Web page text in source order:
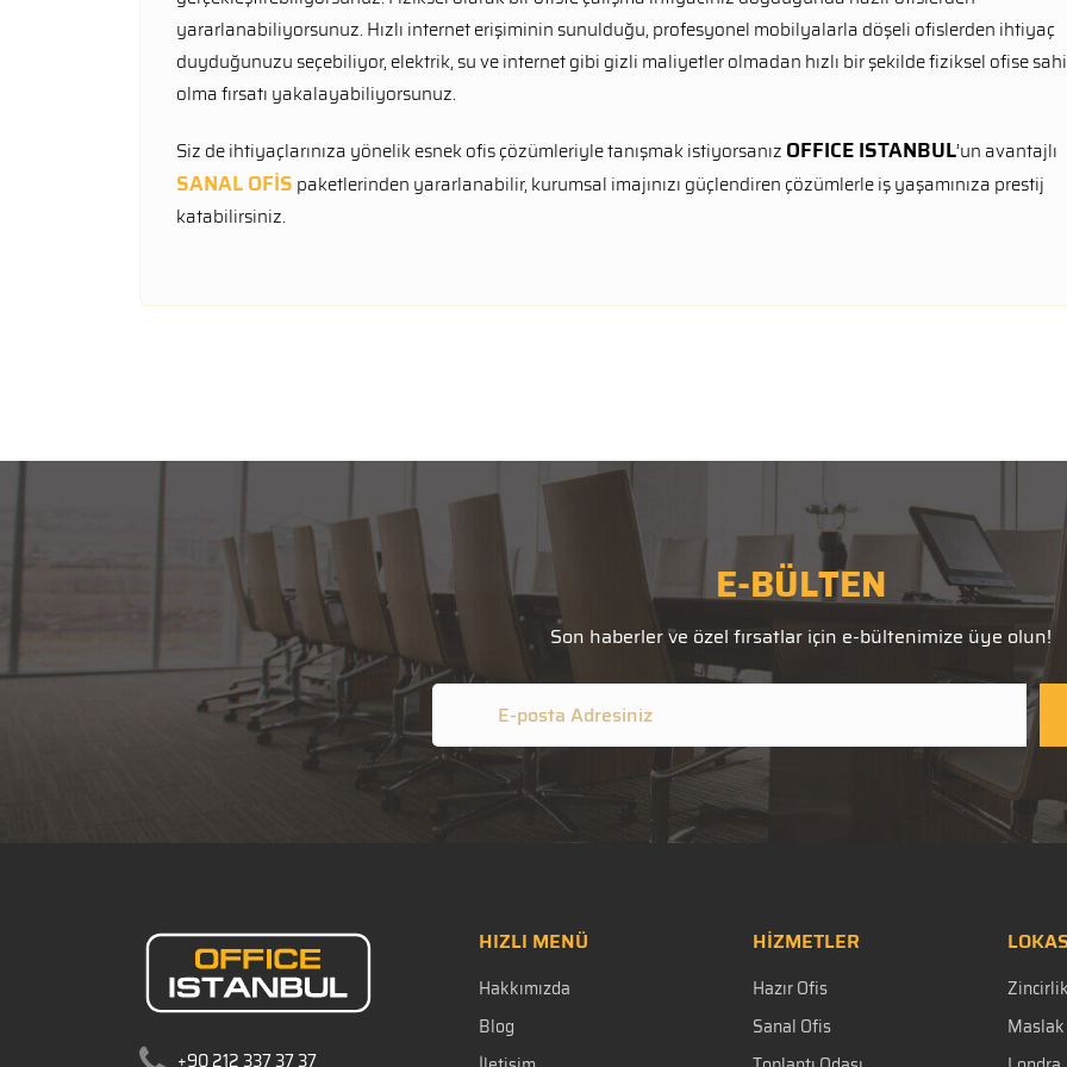
yararlanabiliyorsunuz. Hızlı internet erişiminin sunulduğu, profesyonel mobilyalarla döşeli ofislerden ihtiyaç
duyduğunuzu seçebiliyor, elektrik, su ve internet gibi gizli maliyetler olmadan hızlı bir şekilde fiziksel ofise
olma fırsatı yakalayabiliyorsunuz.
Siz de ihtiyaçlarınıza yönelik esnek ofis çözümleriyle tanışmak istiyorsanız OFFICE ISTANBUL’un avantajlı
SANAL OFİS paketlerinden yararlanabilir, kurumsal imajınızı güçlendiren çözümlerle iş yaşamınıza prestij
katabilirsiniz.
E-BÜLTEN
Son haberler ve özel fırsatlar için e-bültenimize üye olun!
+90 212 337 37 37
HIZLI MENÜ
Hakkımızda
Blog
HİZMETLER
Hazır Ofis
Sanal Ofis
Maslak